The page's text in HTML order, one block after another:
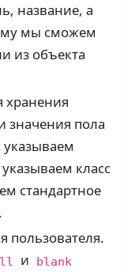
название, а
мы сможем
из объекта
хранения
значения пола
указываем
класс
стандартное
пользователя.
и blank